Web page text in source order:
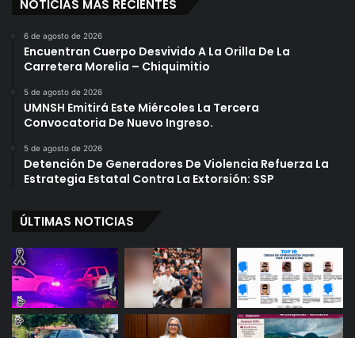
NOTICIAS MÁS RECIENTES
6 de agosto de 2026
Encuentran Cuerpo Desvivido A La Orilla De La
Carretera Morelia – Chiquimitio
5 de agosto de 2026
UMNSH Emitirá Este Miércoles La Tercera
Convocatoria De Nuevo Ingreso.
5 de agosto de 2026
Detención De Generadores De Violencia Refuerza La
Estrategia Estatal Contra La Extorsión: SSP
ÚLTIMAS NOTICIAS